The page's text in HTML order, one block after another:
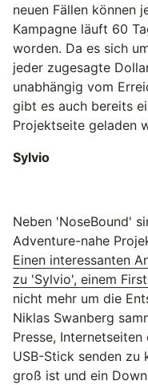
neuen Fällen können
Kampagne läuft 60
worden. Da es sich
jeder zugesagte
unabhängig vom
gibt es auch bereits
Projektseite geladen
Sylvio
Neben 'NoseBound'
Adventure-nahe
Einen interessanten
zu 'Sylvio', einem
nicht mehr um die
Niklas Swanberg
Presse,
USB-Stick senden zu
groß ist und ein